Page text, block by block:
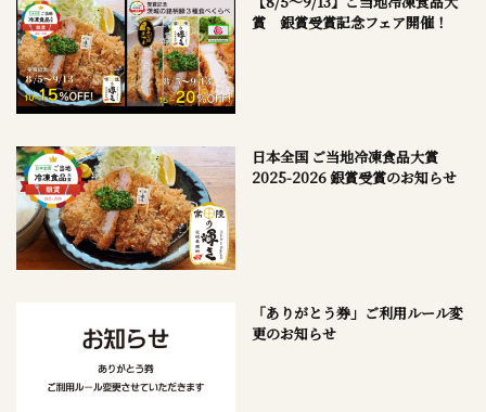
賞 銀賞受賞記念フェア開催！
日本全国 ご当地冷凍食品大賞
2025-2026 銀賞受賞のお知らせ
「ありがとう券」ご利用ルール変
更のお知らせ